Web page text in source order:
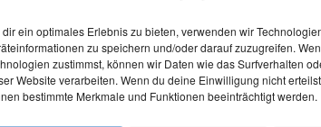
dir ein optimales Erlebnis zu bieten, verwenden wir
zu speichern und/oder darauf zuzugreifen.
zustimmst, können wir Daten wie das Surfverhalten
Website verarbeiten. Wenn du deine Einwilligung nicht
bestimmte Merkmale und Funktionen beeinträchtigt werden.